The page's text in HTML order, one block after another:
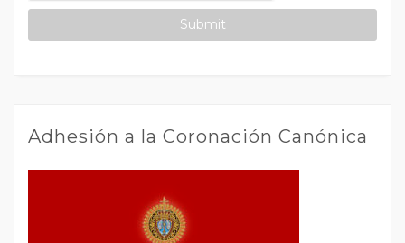
Adhesión a la Coronación Canónica